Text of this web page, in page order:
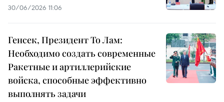
30/06/2026 11:06
Генсек, Президент То Лам:
Необходимо создать современные
Ракетные и артиллерийские
войска, способные эффективно
выполнять задачи